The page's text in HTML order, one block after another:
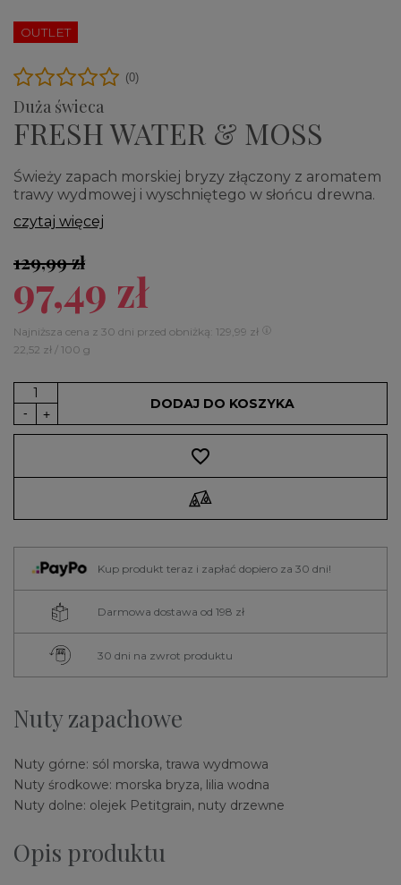
OUTLET
Duża świeca
FRESH WATER & MOSS
(0)
Świeży zapach morskiej bryzy złączony z aromatem
trawy wydmowej i wyschniętego w słońcu drewna.
czytaj więcej
129,99 zł
97,49 zł
Najniższa cena z 30 dni przed obniżką: 129,99 zł
22,52 zł / 100 g
DODAJ DO KOSZYKA
favorite_border
Kup produkt teraz i zapłać dopiero za 30 dni!
Darmowa dostawa od 198 zł
30 dni na zwrot produktu
Nuty zapachowe
Nuty górne: sól morska, trawa wydmowa
Nuty środkowe: morska bryza, lilia wodna
Nuty dolne: olejek Petitgrain, nuty drzewne
Opis produktu